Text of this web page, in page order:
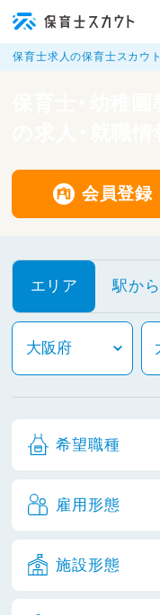
保育士求人の保育士スカウト
会員登録
エリア 駅から
希望職種
雇用形態
施設形態